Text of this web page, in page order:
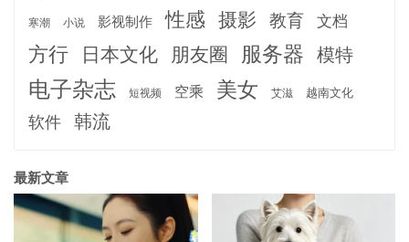
寒潮 小说 影视制作 性感 摄影 教育 文档
方行 日本文化 朋友圈 服务器 模特
电子杂志 短视频 空乘 美女 艾滋 越南文化
软件 韩流
最新文章